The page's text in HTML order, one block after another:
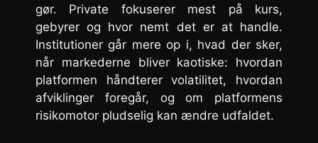
gør. Private fokuserer mest på kurs,
gebyrer og hvor nemt det er at handle.
Institutioner går mere op i, hvad der sker,
når markederne bliver kaotiske: hvordan
platformen håndterer volatilitet, hvordan
afviklinger foregår, og om platformens
risikomotor pludselig kan ændre udfaldet.